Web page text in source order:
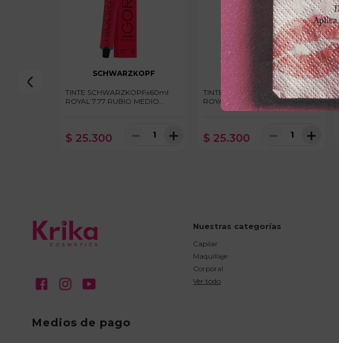
SCHWARZKOPF
TINTE SCHWARZKOPFx60ml
ROYAL 7.77 RUBIO MEDIO
$ 25.300 ＋
－
SCHWARZKOPF
TINTE SCHWARZKOPFx60ml
ROYAL 8.00 RUBIO CLARO
INTENSO
$ 25.300 ＋
－
Nuestras categorías
Capilar
Maquillaje
Corporal
Ver todo
Medios de pago